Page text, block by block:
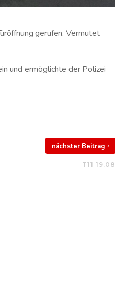
gerufen. Vermutet
und ermöglichte der Polizei
nächster Beitrag›
T11 19.08